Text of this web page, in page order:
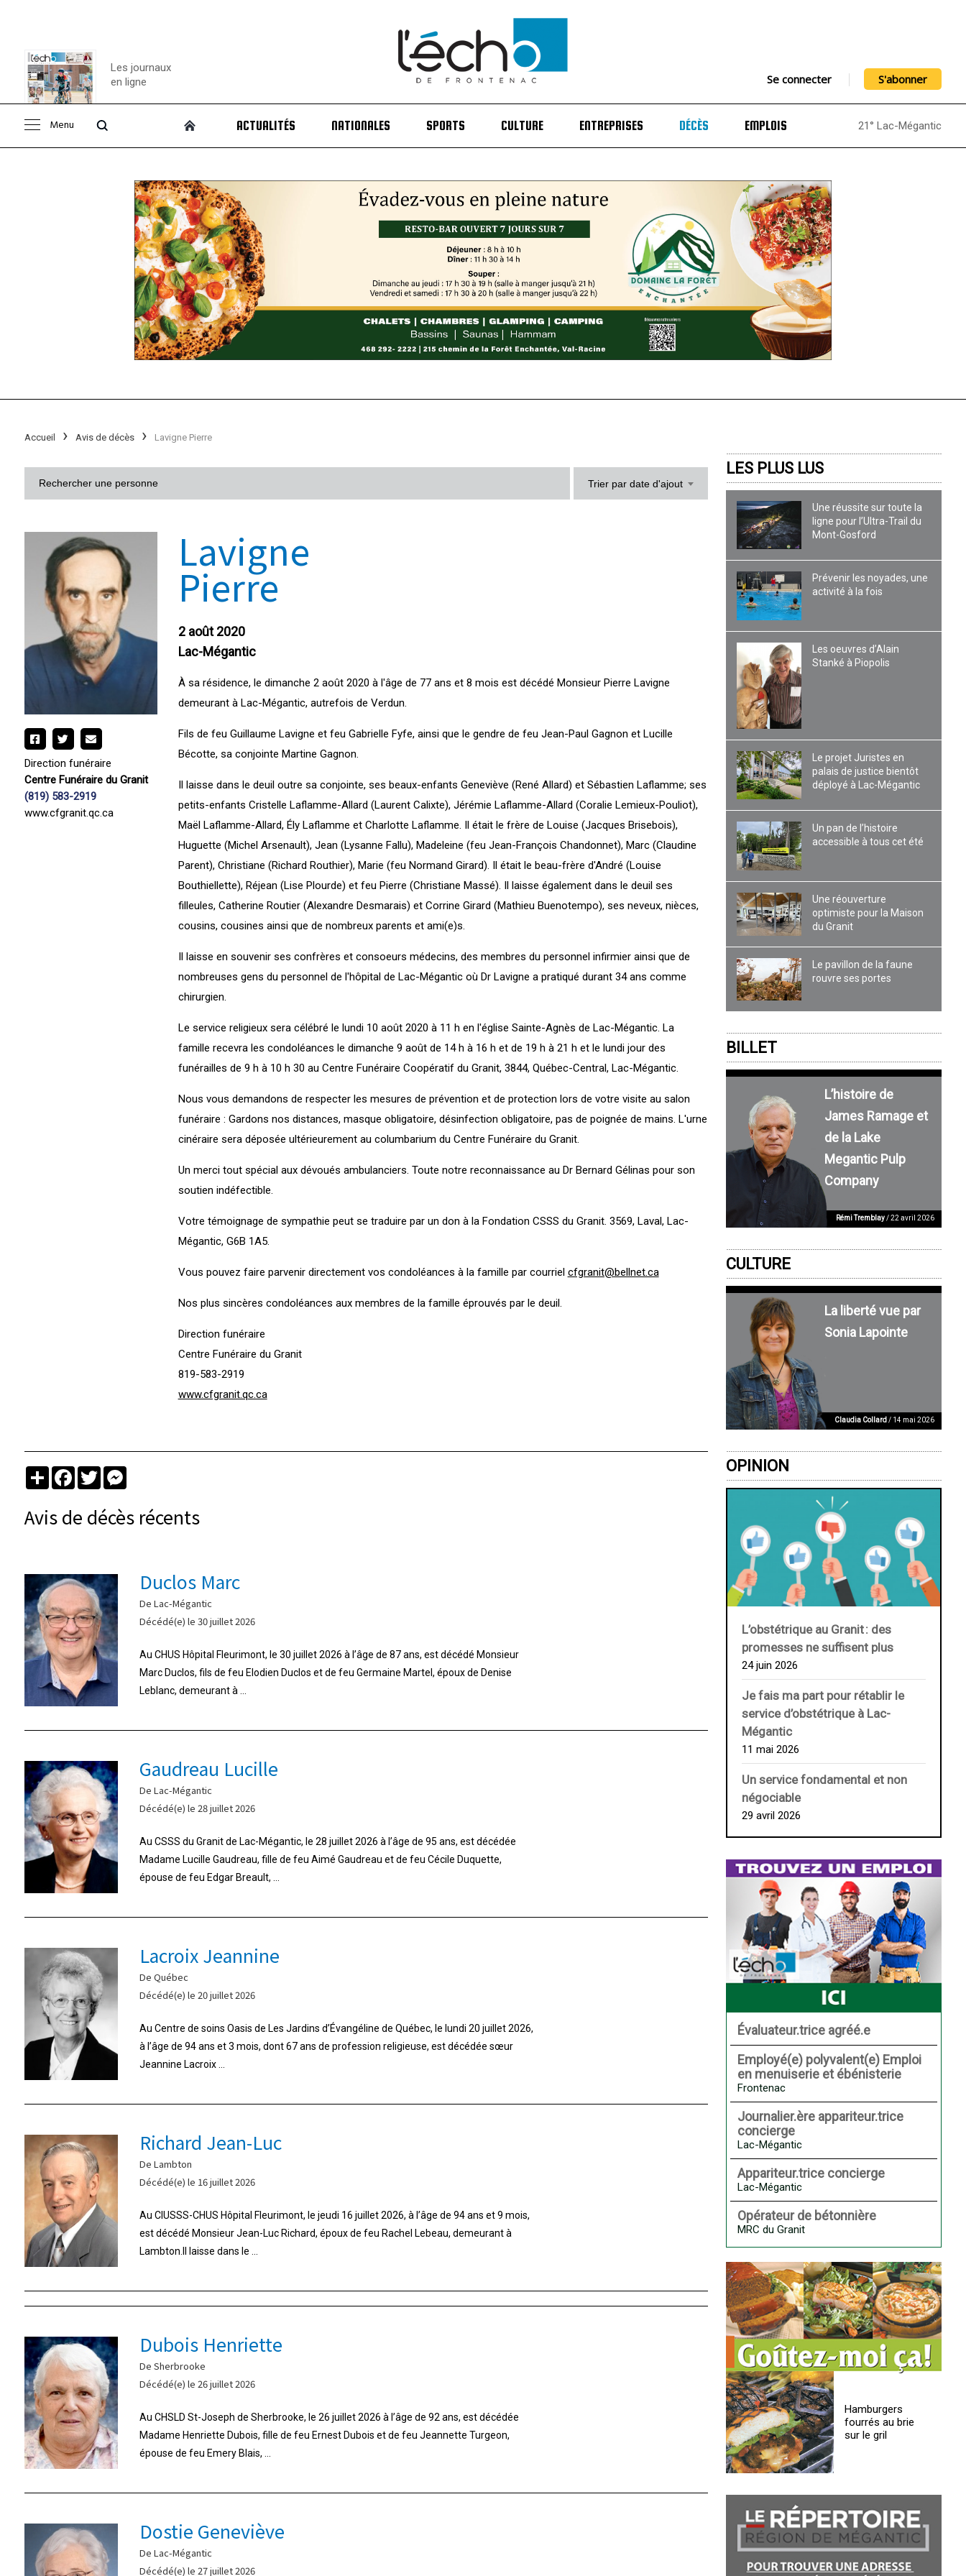
Consulter le
Les journaux
en ligne
Se connecter S'abonner
Menu ACTUALITÉS NATIONALES SPORTS CULTURE ENTREPRISES DÉCÈS EMPLOIS 21° Lac-Mégantic
Accueil Avis de décès Lavigne Pierre
Trier par date d'ajout
Direction funéraire
Centre Funéraire du Granit
(819) 583-2919
www.cfgranit.qc.ca
Lavigne
Pierre
2 août 2020
Lac-Mégantic
À sa résidence, le dimanche 2 août 2020 à l'âge de 77 ans et 8 mois est décédé Monsieur Pierre Lavigne
demeurant à Lac-Mégantic, autrefois de Verdun.
Fils de feu Guillaume Lavigne et feu Gabrielle Fyfe, ainsi que le gendre de feu Jean-Paul Gagnon et Lucille
Bécotte, sa conjointe Martine Gagnon.
Il laisse dans le deuil outre sa conjointe, ses beaux-enfants Geneviève (René Allard) et Sébastien Laflamme; ses
petits-enfants Cristelle Laflamme-Allard (Laurent Calixte), Jérémie Laflamme-Allard (Coralie Lemieux-Pouliot),
Maël Laflamme-Allard, Ély Laflamme et Charlotte Laflamme. Il était le frère de Louise (Jacques Brisebois),
Huguette (Michel Arsenault), Jean (Lysanne Fallu), Madeleine (feu Jean-François Chandonnet), Marc (Claudine
Parent), Christiane (Richard Routhier), Marie (feu Normand Girard). Il était le beau-frère d'André (Louise
Bouthiellette), Réjean (Lise Plourde) et feu Pierre (Christiane Massé). Il laisse également dans le deuil ses
filleules, Catherine Routier (Alexandre Desmarais) et Corrine Girard (Mathieu Buenotempo), ses neveux, nièces,
cousins, cousines ainsi que de nombreux parents et ami(e)s.
Il laisse en souvenir ses confrères et consoeurs médecins, des membres du personnel infirmier ainsi que de
nombreuses gens du personnel de l'hôpital de Lac-Mégantic où Dr Lavigne a pratiqué durant 34 ans comme
chirurgien.
Le service religieux sera célébré le lundi 10 août 2020 à 11 h en l'église Sainte-Agnès de Lac-Mégantic. La
famille recevra les condoléances le dimanche 9 août de 14 h à 16 h et de 19 h à 21 h et le lundi jour des
funérailles de 9 h à 10 h 30 au Centre Funéraire Coopératif du Granit, 3844, Québec-Central, Lac-Mégantic.
Nous vous demandons de respecter les mesures de prévention et de protection lors de votre visite au salon
funéraire : Gardons nos distances, masque obligatoire, désinfection obligatoire, pas de poignée de mains. L'urne
cinéraire sera déposée ultérieurement au columbarium du Centre Funéraire du Granit.
Un merci tout spécial aux dévoués ambulanciers. Toute notre reconnaissance au Dr Bernard Gélinas pour son
soutien indéfectible.
Votre témoignage de sympathie peut se traduire par un don à la Fondation CSSS du Granit. 3569, Laval, Lac-
Mégantic, G6B 1A5.
Vous pouvez faire parvenir directement vos condoléances à la famille par courriel cfgranit@bellnet.ca
Nos plus sincères condoléances aux membres de la famille éprouvés par le deuil.
Direction funéraire
Centre Funéraire du Granit
819-583-2919
www.cfgranit.qc.ca
PartagerFacebook
TwitterMessenger
Avis de décès récents
Duclos Marc
De Lac-Mégantic
Décédé(e) le 30 juillet 2026
Au CHUS Hôpital Fleurimont, le 30 juillet 2026 à l’âge de 87 ans, est décédé Monsieur
Marc Duclos, fils de feu Elodien Duclos et de feu Germaine Martel, époux de Denise
Leblanc, demeurant à ...
Gaudreau Lucille
De Lac-Mégantic
Décédé(e) le 28 juillet 2026
Au CSSS du Granit de Lac-Mégantic, le 28 juillet 2026 à l’âge de 95 ans, est décédée
Madame Lucille Gaudreau, fille de feu Aimé Gaudreau et de feu Cécile Duquette,
épouse de feu Edgar Breault, ...
Lacroix Jeannine
De Québec
Décédé(e) le 20 juillet 2026
Au Centre de soins Oasis de Les Jardins d’Évangéline de Québec, le lundi 20 juillet 2026,
à l’âge de 94 ans et 3 mois, dont 67 ans de profession religieuse, est décédée sœur
Jeannine Lacroix ...
Richard Jean-Luc
De Lambton
Décédé(e) le 16 juillet 2026
Au CIUSSS-CHUS Hôpital Fleurimont, le jeudi 16 juillet 2026, à l’âge de 94 ans et 9 mois,
est décédé Monsieur Jean-Luc Richard, époux de feu Rachel Lebeau, demeurant à
Lambton.Il laisse dans le ...
Dubois Henriette
De Sherbrooke
Décédé(e) le 26 juillet 2026
Au CHSLD St-Joseph de Sherbrooke, le 26 juillet 2026 à l’âge de 92 ans, est décédée
Madame Henriette Dubois, fille de feu Ernest Dubois et de feu Jeannette Turgeon,
épouse de feu Emery Blais, ...
Dostie Geneviève
De Lac-Mégantic
Décédé(e) le 27 juillet 2026
LES PLUS LUS
Une réussite sur toute la
ligne pour l’Ultra-Trail du
Mont-Gosford
Prévenir les noyades, une
activité à la fois
Les oeuvres d’Alain
Stanké à Piopolis
Le projet Juristes en
palais de justice bientôt
déployé à Lac-Mégantic
Un pan de l’histoire
accessible à tous cet été
Une réouverture
optimiste pour la Maison
du Granit
Le pavillon de la faune
rouvre ses portes
BILLET
L’histoire de
James Ramage et
de la Lake
Megantic Pulp
Company
Rémi Tremblay/ 22 avril 2026
CULTURE
La liberté vue par
Sonia Lapointe
Claudia Collard/ 14 mai 2026
OPINION
L’obstétrique au ­Granit : des
promesses ne suffisent plus
24 juin 2026
Je fais ma part pour rétablir le
service d’obstétrique à Lac-
Mégantic
11 mai 2026
Un service fondamental et non
négociable
29 avril 2026
Évaluateur.trice agréé.e
Employé(e) polyvalent(e) Emploi
en menuiserie et ébénisterie
Frontenac
Journalier.ère appariteur.trice
concierge
Lac-Mégantic
Appariteur.trice concierge
Lac-Mégantic
Opérateur de bétonnière
MRC du Granit
Hamburgers
fourrés au brie
sur le gril